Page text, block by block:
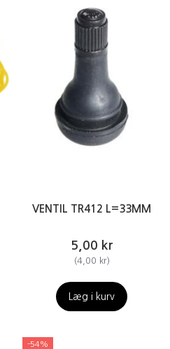
VENTIL TR412 L=33MM
5,00 kr
(4,00 kr)
Læg i kurv
-54%